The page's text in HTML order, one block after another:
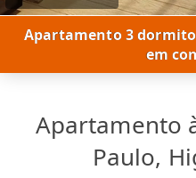
Apartamento 3
em
Apartamento
Paulo,